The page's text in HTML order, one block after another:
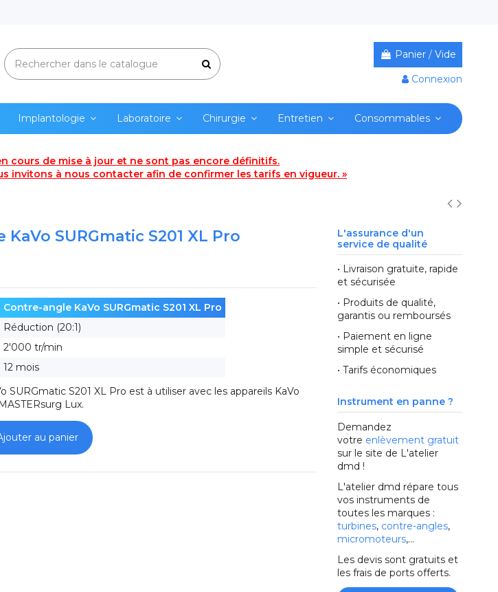
Panier / Vide
Connexion
Implantologie Laboratoire Chirurgie Entretien Consommables
cours de mise à jour et ne sont pas encore définitifs.
invitons à nous contacter afin de confirmer les tarifs en vigueur. »
SURGmatic S201 XL Pro
Contre-angle KaVo SURGmatic S201 XL Pro
Réduction (20:1)
2'000 tr/min
12 mois
SURGmatic S201 XL Pro est à utiliser avec les appareils KaVo
Lux.
au panier
L'assurance d'un
service de qualité
• Livraison gratuite, rapide
et sécurisée
• Produits de qualité,
garantis ou remboursés
• Paiement en ligne
simple et sécurisé
• Tarifs économiques
Instrument en panne ?
Demandez
votre enlèvement gratuit
sur le site de L'atelier
dmd !
L'atelier dmd répare tous
vos instruments de
toutes les marques :
turbines, contre-angles,
micromoteurs,...
Les devis sont gratuits et
les frais de ports offerts.